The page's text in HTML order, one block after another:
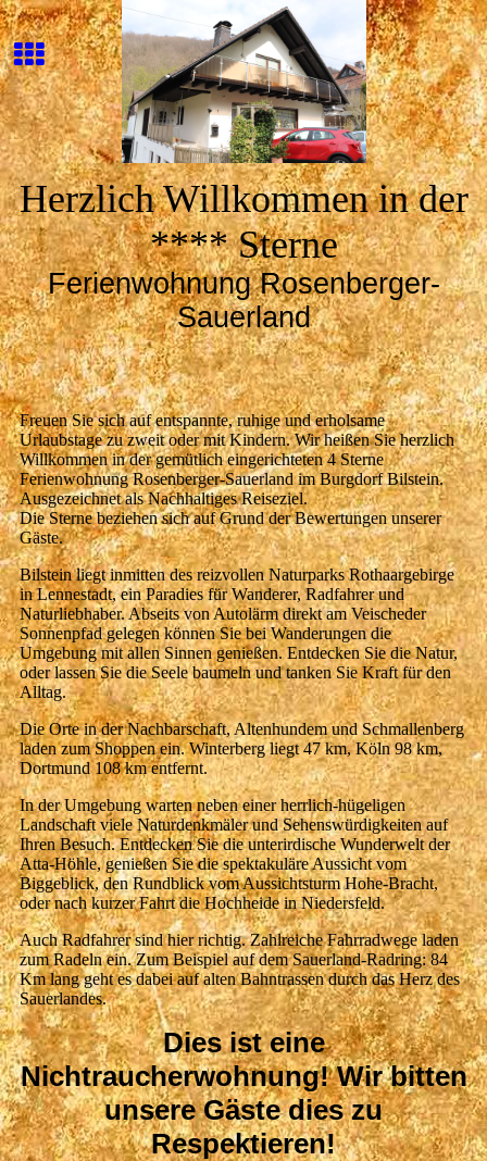
Herzlich Willkommen in der
**** Sterne
Ferienwohnung Rosenberger-
Sauerland
Freuen Sie sich auf entspannte, ruhige und erholsame
Urlaubstage zu zweit oder mit Kindern. Wir heißen Sie herzlich
Willkommen in der gemütlich eingerichteten 4 Sterne
Ferienwohnung Rosenberger-Sauerland im Burgdorf Bilstein.
Ausgezeichnet als Nachhaltiges Reiseziel.
Die Sterne beziehen sich auf Grund der Bewertungen unserer
Gäste.
Bilstein liegt inmitten des reizvollen Naturparks Rothaargebirge
in Lennestadt, ein Paradies für Wanderer, Radfahrer und
Naturliebhaber. Abseits von Autolärm direkt am Veischeder
Sonnenpfad gelegen können Sie bei Wanderungen die
Umgebung mit allen Sinnen genießen. Entdecken Sie die Natur,
oder lassen Sie die Seele baumeln und tanken Sie Kraft für den
Alltag.
Die Orte in der Nachbarschaft, Altenhundem und Schmallenberg
laden zum Shoppen ein. Winterberg liegt 47 km, Köln 98 km,
Dortmund 108 km entfernt.
In der Umgebung warten neben einer herrlich-hügeligen
Landschaft viele Naturdenkmäler und Sehenswürdigkeiten auf
Ihren Besuch. Entdecken Sie die unterirdische Wunderwelt der
Atta-Höhle, genießen Sie die spektakuläre Aussicht vom
Biggeblick, den Rundblick vom Aussichtsturm Hohe-Bracht,
oder nach kurzer Fahrt die Hochheide in Niedersfeld.
Auch Radfahrer sind hier richtig. Zahlreiche Fahrradwege laden
zum Radeln ein. Zum Beispiel auf dem Sauerland-Radring: 84
Km lang geht es dabei auf alten Bahntrassen durch das Herz des
Sauerlandes.
Dies ist eine
Nichtraucherwohnung! Wir bitten
unsere Gäste dies zu
Respektieren!